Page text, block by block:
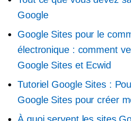
Google
Google Sites pour le
électronique : comment
Google Sites et Ecwid
Tutoriel Google Sites :
Google Sites pour créer